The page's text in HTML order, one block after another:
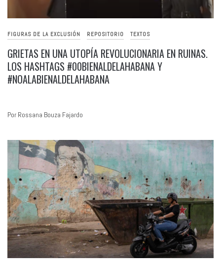
FIGURAS DE LA EXCLUSIÓN REPOSITORIO TEXTOS
GRIETAS EN UNA UTOPÍA REVOLUCIONARIA EN RUINAS.
LOS HASHTAGS #00BIENALDELAHABANA Y
#NOALABIENALDELAHABANA
Por Rossana Bouza Fajardo